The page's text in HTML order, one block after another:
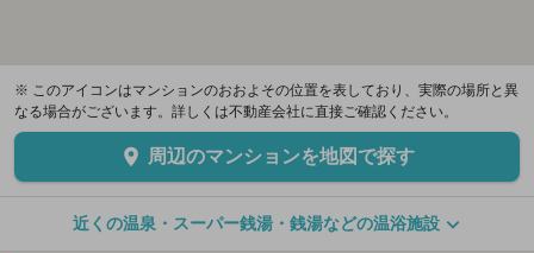
※ このアイコンはマンションのおおよその位置を表しており、実際の場所と異
なる場合がございます。詳しくは不動産会社に直接ご確認ください。
周辺のマンションを地図で探す
近くの温泉・スーパー銭湯・銭湯などの温浴施設